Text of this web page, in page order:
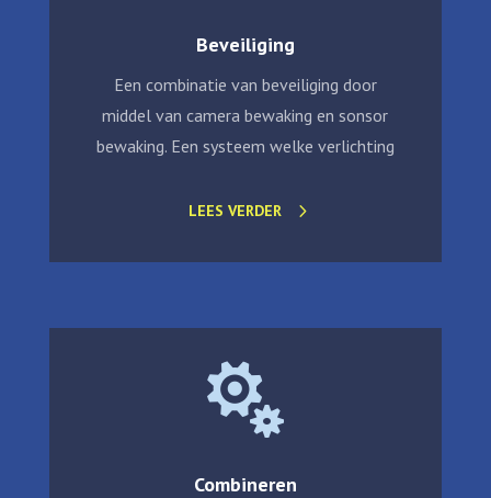
Beveiliging
Een combinatie van beveiliging door
middel van camera bewaking en sonsor
bewaking. Een systeem welke verlichting
LEES VERDER

Combineren